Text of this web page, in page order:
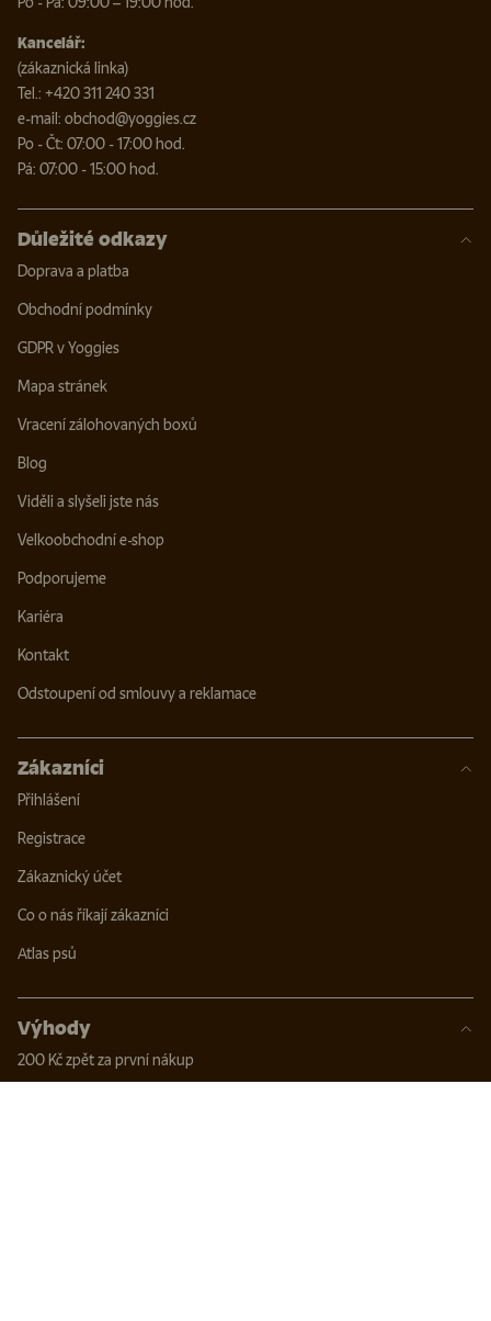
Kancelář:
(zákaznická linka)
Tel.: +420 311 240 331
e-mail: obchod@yoggies.cz
Po - Čt: 07:00 - 17:00 hod.
Pá: 07:00 - 15:00 hod.
Důležité odkazy
Doprava a platba
Obchodní podmínky
GDPR v Yoggies
Mapa stránek
Vracení zálohovaných boxů
Blog
Viděli a slyšeli jste nás
Velkoobchodní e-shop
Podporujeme
Kariéra
Kontakt
Odstoupení od smlouvy a reklamace
Zákazníci
Přihlášení
Registrace
Zákaznický účet
Co o nás říkají zákazníci
Atlas psů
Výhody
200 Kč zpět za první nákup